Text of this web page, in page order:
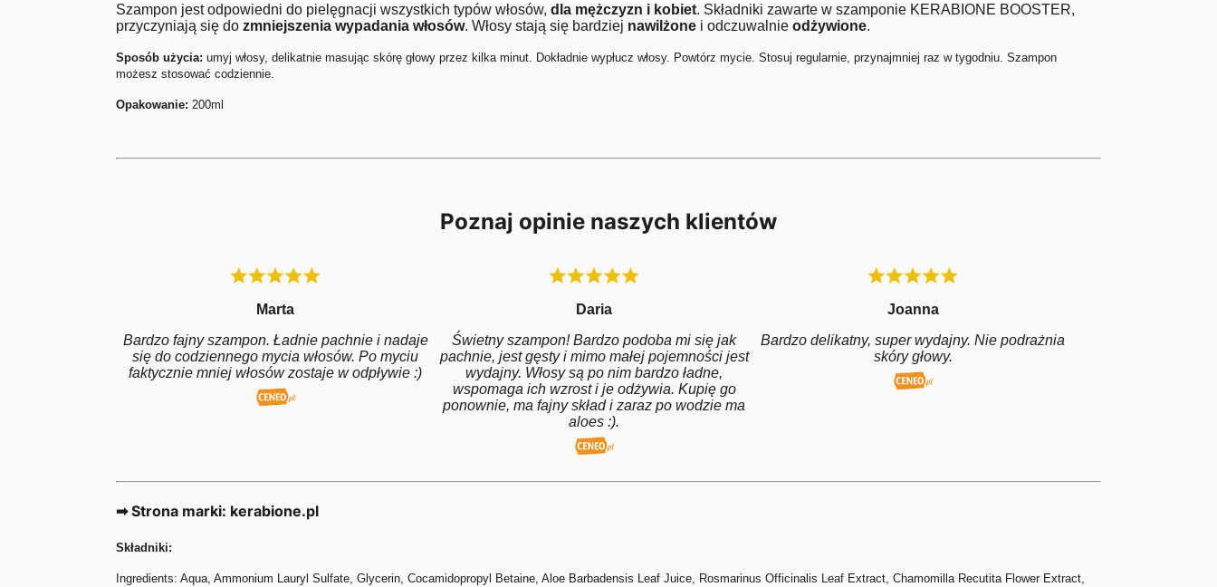
Szampon jest odpowiedni do pielęgnacji wszystkich typów włosów, dla mężczyzn i kobiet. Składniki zawarte w szamponie KERABIONE BOOSTER,
przyczyniają się do zmniejszenia wypadania włosów. Włosy stają się bardziej nawilżone i odczuwalnie odżywione.
Sposób użycia: umyj włosy, delikatnie masując skórę głowy przez kilka minut. Dokładnie wypłucz włosy. Powtórz mycie. Stosuj regularnie, przynajmniej raz w tygodniu. Szampon
możesz stosować codziennie.
Opakowanie: 200ml
Poznaj opinie naszych klientów
Marta
Bardzo fajny szampon. Ładnie pachnie i nadaje
się do codziennego mycia włosów. Po myciu
faktycznie mniej włosów zostaje w odpływie :)
Daria
Świetny szampon! Bardzo podoba mi się jak
pachnie, jest gęsty i mimo małej pojemności jest
wydajny. Włosy są po nim bardzo ładne,
wspomaga ich wzrost i je odżywia. Kupię go
ponownie, ma fajny skład i zaraz po wodzie ma
aloes :).
Joanna
Bardzo delikatny, super wydajny. Nie podrażnia
skóry głowy.
➡ Strona marki: kerabione.pl
Składniki:
Ingredients: Aqua, Ammonium Lauryl Sulfate, Glycerin, Cocamidopropyl Betaine, Aloe Barbadensis Leaf Juice, Rosmarinus Officinalis Leaf Extract, Chamomilla Recutita Flower Extract,